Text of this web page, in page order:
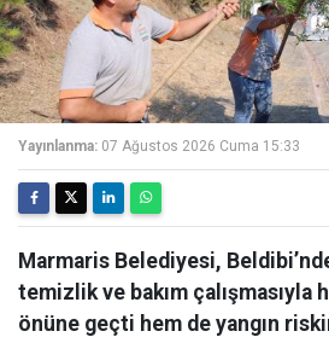
Yayınlanma: 07 Ağustos 2026 Cuma 15:33
Marmaris Belediyesi,
temizlik ve bakım
önüne geçti hem de yangın